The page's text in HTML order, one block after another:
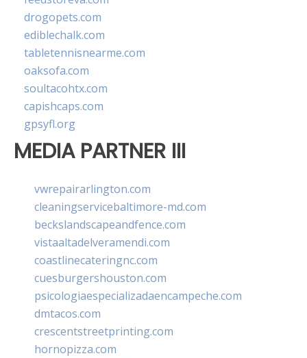
drogopets.com
ediblechalk.com
tabletennisnearme.com
oaksofa.com
soultacohtx.com
capishcaps.com
gpsyfl.org
MEDIA PARTNER III
vwrepairarlington.com
cleaningservicebaltimore-md.com
beckslandscapeandfence.com
vistaaltadelveramendi.com
coastlinecateringnc.com
cuesburgershouston.com
psicologiaespecializadaencampeche.com
dmtacos.com
crescentstreetprinting.com
hornopizza.com